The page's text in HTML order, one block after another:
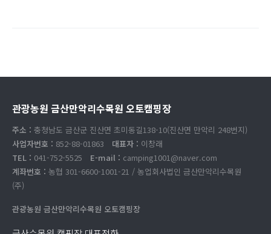
관광농원 금산만악리수목원 오토캠핑장
주소 : 충청남도 금산군 진산면 초미동길138-10(진산면 만악리 248번지)
사업자번호 : 852-88-01863 대표자 : 이창래
TEL : 041-752-5525 E-mail : camping1001@naver.com
계좌번호 : 농협 301-6600-1001-21 / 농업회사법인 금산만악리수목원
(주)
관광농원 금산만악리수목원 오토캠핑장